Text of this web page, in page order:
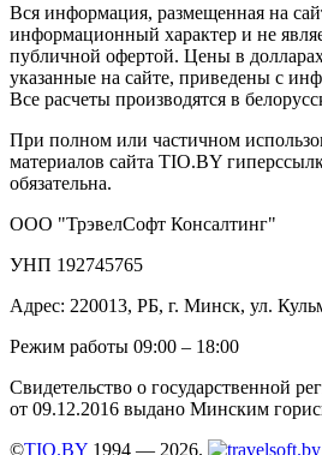
Вся информация, размещенная на
информационный характер и не
публичной офертой. Цены в
указанные на сайте, приведены с
Все расчеты производятся в
При полном или частичном
материалов сайта TIO.BY
обязательна.
ООО "ТрэвелСофт Консалтинг"
УНП 192745765
Адрес: 220013, РБ, г. Минск, ул.
Режим работы 09:00 – 18:00
Свидетельство о государственной
от 09.12.2016 выдано Минским
©TIO.BY 1994 — 2026.